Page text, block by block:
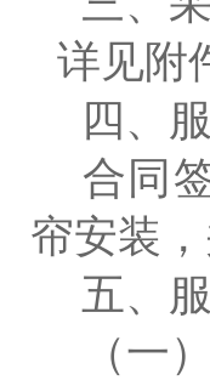
详见附
四、
合同
帘安装
五、
（一